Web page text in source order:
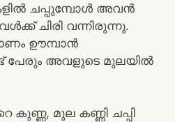
ചപ്പുമ്പോൾ അവൻ
ചിരി വന്നിരുന്നു.
ഊമ്പാൻ
പേരും അവളുടെ മുലയിൽ
കുണ്ണ, മുല കണ്ണി ചപ്പി